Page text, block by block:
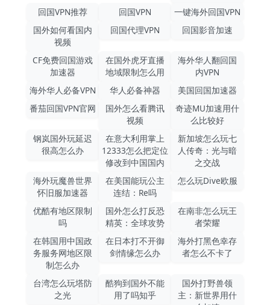
回国VPN推荐
回国VPN
一键海外回国VPN
国外如何看国内
视频
回国代理VPN 回国影音加速
CF免费回国游戏
加速器
在国外虎牙直播
地域限制怎么用
海外华人翻回国
内VPN
海外华人必备VPN
华人必备神器
美国回国加速器
番茄回国VPN官网
国外怎么看腾讯
视频
奇迹MU加速用什
么比较好
钢岚国外玩延迟
很高怎么办
在意大利用掌上
12333怎么把定位
修改到中国国内
新加坡怎么玩七
人传奇：光与暗
之交战
海外玩魔兽世界
怀旧服加速器
在美国能玩公主
连结：Re吗
怎么玩Dive欧服
优酷有地区限制
吗
国外怎么打反恐
精英：全球攻势
在南非怎么玩王
者荣耀
在韩国用中国政
务服务网地区限
制怎么办
在日本打不开御
剑情缘怎么办
海外打黑色幸存
者怎么不卡了
台湾怎么玩塔防
之光
酷狗到国外不能
用了吗知乎
国外打野兽领
主：新世界用什